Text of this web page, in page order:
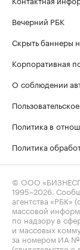
Вечерний РБК
Скрыть баннеры
Корпоративная
О соблюдении
Политика в
Политика
© ООО
1995–2026 .
агентства «РБК»
массовой
по надзору в
и массовых
за номером ИА